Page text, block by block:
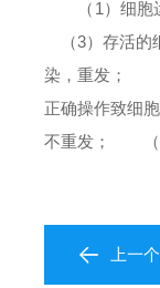
（1）细胞运
（3）存活的
染，重发；
（
正确操作致细
不重发；
（5
上一个